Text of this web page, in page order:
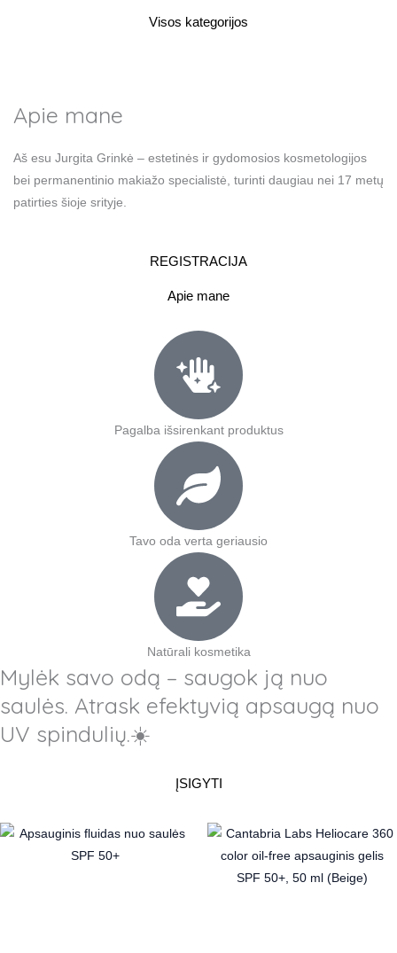
Visos kategorijos
Apie mane
Aš esu Jurgita Grinkė – estetinės ir gydomosios kosmetologijos
bei permanentinio makiažo specialistė, turinti daugiau nei 17 metų
patirties šioje srityje.
REGISTRACIJA
Apie mane
Pagalba išsirenkant produktus
Tavo oda verta geriausio
Natūrali kosmetika
Mylėk savo odą – saugok ją nuo
saulės. Atrask efektyvią apsaugą nuo
UV spindulių.☀️
ĮSIGYTI